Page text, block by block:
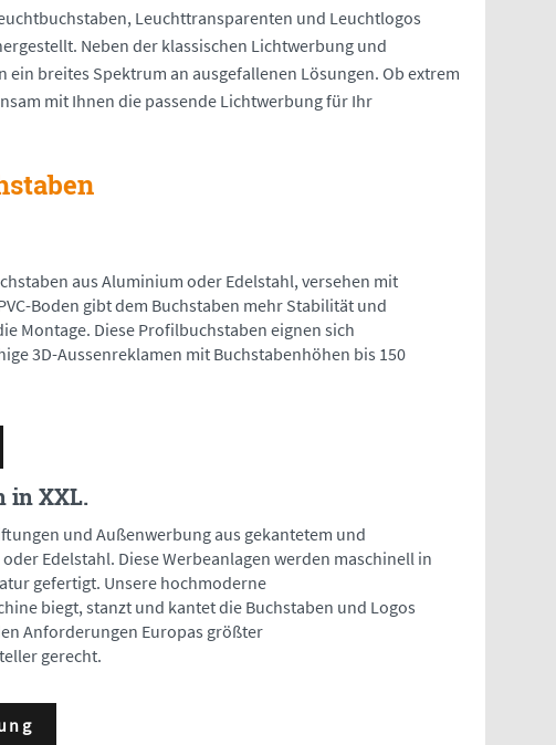
Leuchttransparenten und Leuchtlogos
Neben der klassischen Lichtwerbung und
breites Spektrum an ausgefallenen Lösungen. Ob extrem
mit Ihnen die passende Lichtwerbung für Ihr
aus Aluminium oder Edelstahl, versehen mit
Boden gibt dem Buchstaben mehr Stabilität und
Montage. Diese Profilbuchstaben eignen sich
3D-Aussenreklamen mit Buchstabenhöhen bis 150
in XXL.
und Außenwerbung aus gekantetem und
Edelstahl. Diese Werbeanlagen werden maschinell in
gefertigt. Unsere hochmoderne
biegt, stanzt und kantet die Buchstaben und Logos
Anforderungen Europas größter
gerecht.